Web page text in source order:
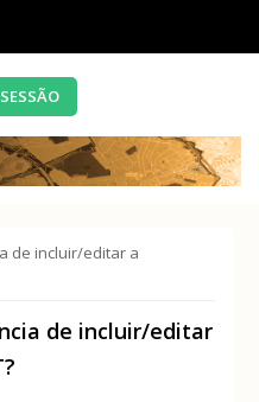
de incluir/editar a
de incluir/editar